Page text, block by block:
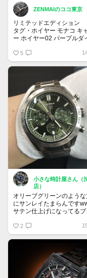
ZENMAIのココ東京
リミテッドエディション
タグ・ホイヤー モナコ キ
ー ホイヤー02 パープルダ
自動巻クロノグラフ - 直径
CBL2118.FC6518
パープル来そうですよね！
5
小さな時計屋さん（
店）
オリーブグリーンのよう
にサンレイたまらんです
サテン仕上げになってるブ
2